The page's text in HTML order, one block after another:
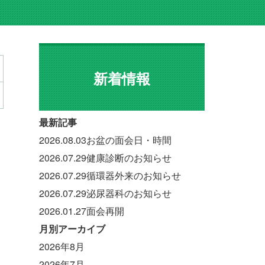
新着情報
最新記事
2026.08.03お盆の面会日・時間
2026.07.29健康診断のお知らせ
2026.07.29循環器外来のお知らせ
2026.07.29泌尿器科のお知らせ
2026.01.27面会再開
月別アーカイブ
2026年8月